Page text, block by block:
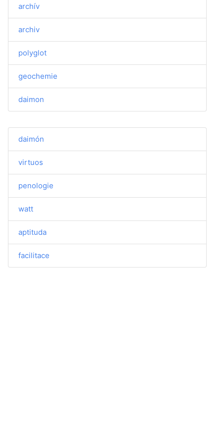
archív
archiv
polyglot
geochemie
daimon
daimón
virtuos
penologie
watt
aptituda
facilitace